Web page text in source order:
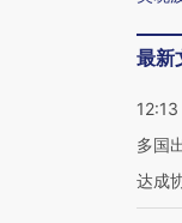
最新
12:13
多国
达成